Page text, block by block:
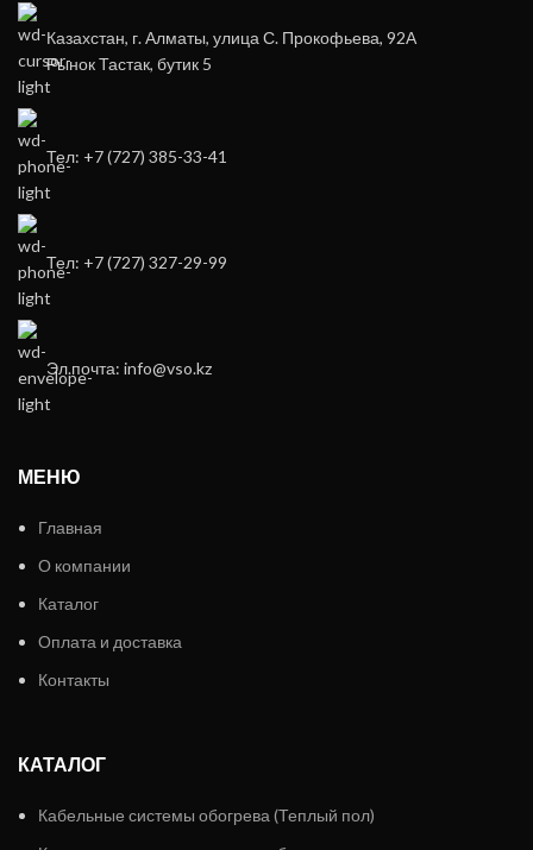
Казахстан, г. Алматы, улица С. Прокофьева, 92А
Рынок Тастак, бутик 5
Тел: +7 (727) 385-33-41
Тел: +7 (727) 327-29-99
Эл.почта: info@vso.kz
МЕНЮ
Главная
О компании
Каталог
Оплата и доставка
Контакты
КАТАЛОГ
Кабельные системы обогрева (Теплый пол)